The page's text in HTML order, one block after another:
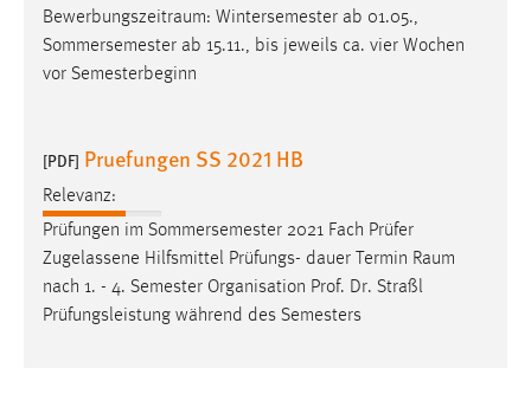
Bewerbungszeitraum: Wintersemester ab 01.05.,
Sommersemester ab 15.11., bis jeweils ca. vier Wochen
vor Semesterbeginn
[PDF] Pruefungen SS 2021 HB
Relevanz:
Prüfungen im Sommersemester 2021 Fach Prüfer
Zugelassene Hilfsmittel Prüfungs- dauer Termin Raum
nach 1. - 4. Semester Organisation Prof. Dr. Straßl
Prüfungsleistung während des Semesters